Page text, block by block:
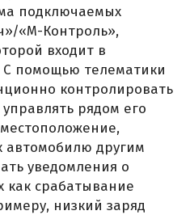
подключаемых
«М-Контроль»,
входит в
С помощью телематики
контролировать
рядом его
автомобилю другим
уведомления о
как срабатывание
низкий заряд